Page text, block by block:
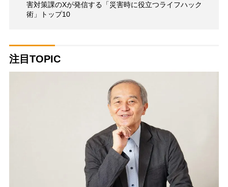
害対策課のXが発信する「災害時に役立つライフハック
術」トップ10
注目TOPIC